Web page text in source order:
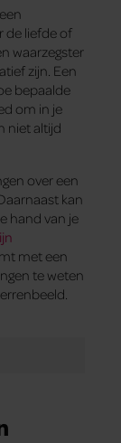
de liefde of
waarzegster
zijn. Een
bepaalde
om in je
niet altijd
over een
kan
hand van je
met een
te weten